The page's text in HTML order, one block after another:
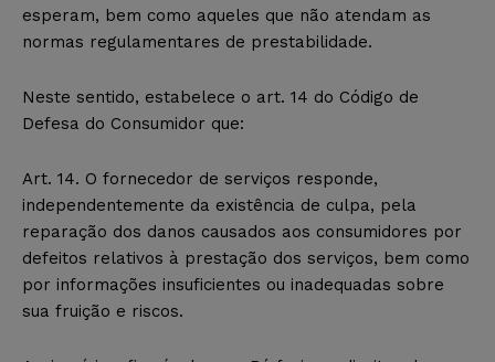
esperam, bem como aqueles que não atendam as
normas regulamentares de prestabilidade.
Neste sentido, estabelece o art. 14 do Código de
Defesa do Consumidor que:
Art. 14. O fornecedor de serviços responde,
independentemente da existência de culpa, pela
reparação dos danos causados aos consumidores por
defeitos relativos à prestação dos serviços, bem como
por informações insuficientes ou inadequadas sobre
sua fruição e riscos.